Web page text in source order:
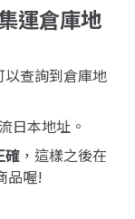
運倉庫地
查詢到倉庫地
日本地址。
確 ，這樣之後在
品喔!